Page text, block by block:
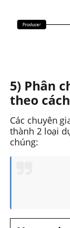
5) Phân
theo
Các chuyên
thành 2 loại
chúng: